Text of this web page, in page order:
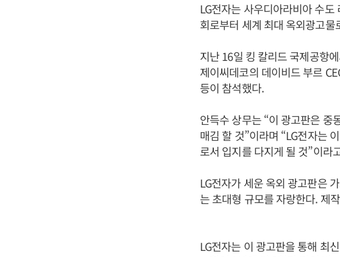
LG전자는 사우디아라비아 수
회로부터 세계 최대 옥외광고
지난 16일 킹 칼리드 국제공항
제이씨데코의 데이비드 부르
등이 참석했다.
안득수 상무는 “이 광고판은 중
매김 할 것”이라며 “LG전자는
로서 입지를 다지게 될 것”이라
LG전자가 세운 옥외 광고판은
는 초대형 규모를 자랑한다. 제
LG전자는 이 광고판을 통해 최